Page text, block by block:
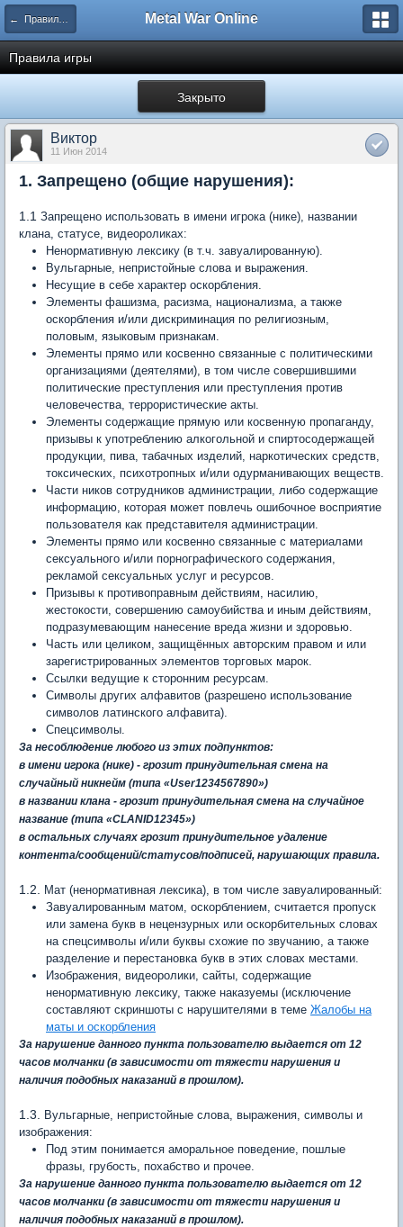
← Правила и наказания Metal War Online
Правила игры
Закрыто
Виктор
11 Июн 2014
1. Запрещено (общие нарушения):
1.1 Запрещено использовать в имени игрока (нике), названии
клана, статусе, видеороликах:
Ненормативную лексику (в т.ч. завуалированную).
Вульгарные, непристойные слова и выражения.
Несущие в себе характер оскорбления.
Элементы фашизма, расизма, национализма, а также
оскорбления и/или дискриминация по религиозным,
половым, языковым признакам.
Элементы прямо или косвенно связанные с политическими
организациями (деятелями), в том числе совершившими
политические преступления или преступления против
человечества, террористические акты.
Элементы содержащие прямую или косвенную пропаганду,
призывы к употреблению алкогольной и спиртосодержащей
продукции, пива, табачных изделий, наркотических средств,
токсических, психотропных и/или одурманивающих веществ.
Части ников сотрудников администрации, либо содержащие
информацию, которая может повлечь ошибочное восприятие
пользователя как представителя администрации.
Элементы прямо или косвенно связанные с материалами
сексуального и/или порнографического содержания,
рекламой сексуальных услуг и ресурсов.
Призывы к противоправным действиям, насилию,
жестокости, совершению самоубийства и иным действиям,
подразумевающим нанесение вреда жизни и здоровью.
Часть или целиком, защищённых авторским правом и или
зарегистрированных элементов торговых марок.
Ссылки ведущие к сторонним ресурсам.
Символы других алфавитов (разрешено использование
символов латинского алфавита).
Спецсимволы.
За несоблюдение любого из этих подпунктов:
в имени игрока (нике) - грозит принудительная смена на
случайный никнейм (типа «User1234567890»)
в названии клана - грозит принудительная смена на случайное
название (типа «CLANID12345»)
в остальных случаях грозит принудительное удаление
контента/сообщений/статусов/подписей, нарушающих правила.
1.2.
Мат (ненормативная лексика), в том числе завуалированный:
Завуалированным матом, оскорблением, считается пропуск
или замена букв в нецензурных или оскорбительных словах
на спецсимволы и/или буквы схожие по звучанию, а также
разделение и перестановка букв в этих словах местами.
Изображения, видеоролики, сайты, содержащие
ненормативную лексику, также наказуемы (исключение
составляют скриншоты с нарушителями в теме Жалобы на
маты и оскорбления
За нарушение данного пункта пользователю выдается от 12
часов молчанки (в зависимости от тяжести нарушения и
наличия подобных наказаний в прошлом).
1.3.
Вульгарные, непристойные слова, выражения, символы и
изображения:
Под этим понимается аморальное поведение, пошлые
фразы, грубость, похабство и прочее.
За нарушение данного пункта пользователю выдается от 12
часов молчанки (в зависимости от тяжести нарушения и
наличия подобных наказаний в прошлом).